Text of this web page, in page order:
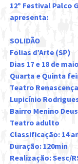
12º Festival Palco
apresenta:
SOLIDÃO
Folias d’Arte (SP)
Dias 17 e 18 de
Quarta e Quinta
Teatro
Lupicínio
Bairro Menino
Teatro adulto
Classificação: 14
Duração: 120min
Realização: Sesc/